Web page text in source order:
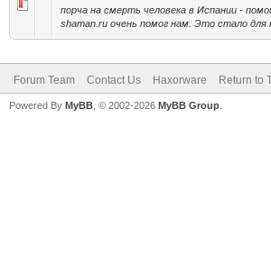
порча на смерть человека в Испании -
shaman.ru очень помог нам. Это стало
Forum Team Contact Us Haxorware Return to
Powered By MyBB , © 2002-2026 MyBB Group